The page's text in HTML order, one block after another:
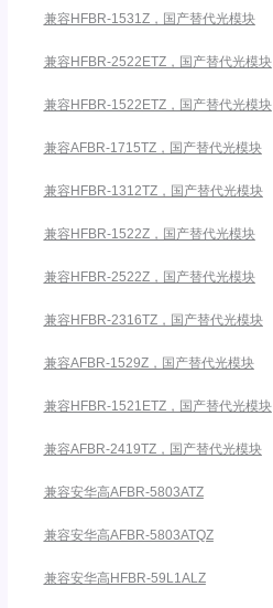
兼容HFBR-1531Z，国产替代光模块
兼容HFBR-2522ETZ，国产替代光模块
兼容HFBR-1522ETZ，国产替代光模块
兼容AFBR-1715TZ，国产替代光模块
兼容HFBR-1312TZ，国产替代光模块
兼容HFBR-1522Z，国产替代光模块
兼容HFBR-2522Z，国产替代光模块
兼容HFBR-2316TZ，国产替代光模块
兼容AFBR-1529Z，国产替代光模块
兼容HFBR-1521ETZ，国产替代光模块
兼容AFBR-2419TZ，国产替代光模块
兼容安华高AFBR-5803ATZ
兼容安华高AFBR-5803ATQZ
兼容安华高HFBR-59L1ALZ